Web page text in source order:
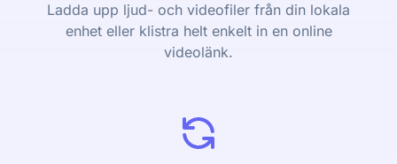
Ladda upp ljud- och videofiler från din lokala
enhet eller klistra helt enkelt in en online
videolänk.